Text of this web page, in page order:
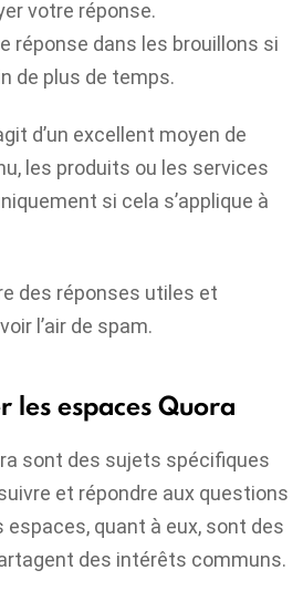
votre réponse.
réponse dans les brouillons si
de plus de temps.
d’un excellent moyen de
les produits ou les services
si cela s’applique à
des réponses utiles et
l’air de spam.
les espaces Quora
sont des sujets spécifiques
et répondre aux questions
espaces, quant à eux, sont des
des intérêts communs.